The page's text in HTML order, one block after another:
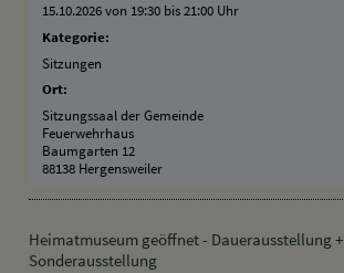
15.10.2026 von 19:30 bis 21:00 Uhr
Kategorie:
Sitzungen
Ort:
Sitzungssaal der Gemeinde
Feuerwehrhaus
Baumgarten 12
88138 Hergensweiler
Heimatmuseum geöffnet - Dauerausstellung +
Sonderausstellung